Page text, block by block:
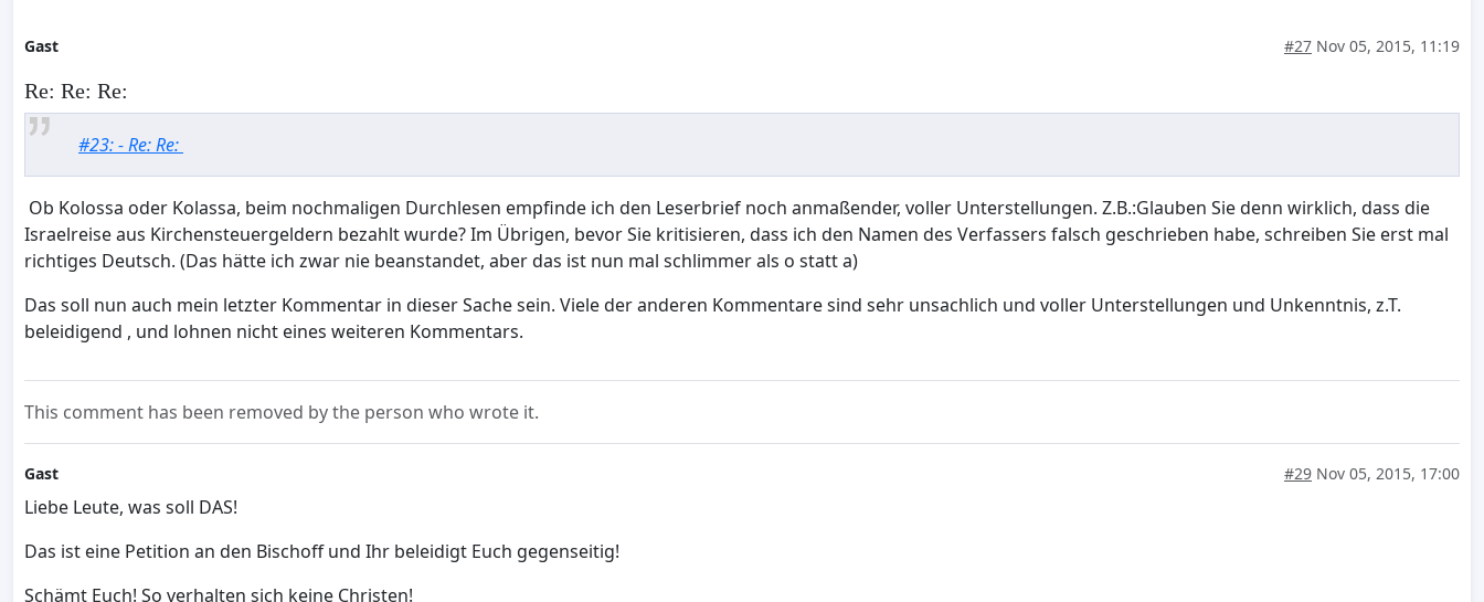
Gast #27 Nov 05, 2015, 11:19
Re: Re: Re:
#23: - Re: Re:
Ob Kolossa oder Kolassa, beim nochmaligen Durchlesen empfinde ich den Leserbrief noch anmaßender, voller Unterstellungen. Z.B.:Glauben Sie denn wirklich, dass die
Israelreise aus Kirchensteuergeldern bezahlt wurde? Im Übrigen, bevor Sie kritisieren, dass ich den Namen des Verfassers falsch geschrieben habe, schreiben Sie erst mal
richtiges Deutsch. (Das hätte ich zwar nie beanstandet, aber das ist nun mal schlimmer als o statt a)
Das soll nun auch mein letzter Kommentar in dieser Sache sein. Viele der anderen Kommentare sind sehr unsachlich und voller Unterstellungen und Unkenntnis, z.T.
beleidigend , und lohnen nicht eines weiteren Kommentars.
This comment has been removed by the person who wrote it.
Gast #29 Nov 05, 2015, 17:00
Liebe Leute, was soll DAS!
Das ist eine Petition an den Bischoff und Ihr beleidigt Euch gegenseitig!
Schämt Euch! So verhalten sich keine Christen!